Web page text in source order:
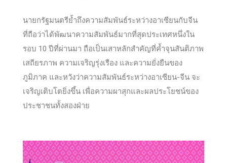
นายกรัฐมนตรีย้ำถึงความสัมพันธ์ระหว่างอาเซียนกับจีน
ที่ถือว่าได้พัฒนาความสัมพันธ์มากที่สุดประเทศหนึ่งใน
รอบ 10 ปีที่ผ่านมา ถือเป็นเสาหลักสำคัญที่ค้ำจุนสันติภาพ
เสถียรภาพ ความเจริญรุ่งเรือง และความยั่งยืนของ
ภูมิภาค และหวังว่าความสัมพันธ์ระหว่างอาเซียน-จีน จะ
เจริญเติบโตยิ่งขึ้น เพื่อความผาสุกและผลประโยชน์ของ
ประชาชนทั้งสองฝ่าย